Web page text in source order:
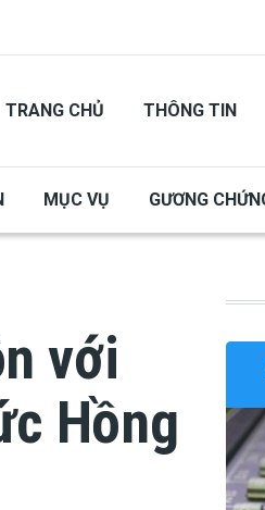
TRANG CHỦ THÔNG TIN
MỤC VỤ GƯƠNG
với
Hồng